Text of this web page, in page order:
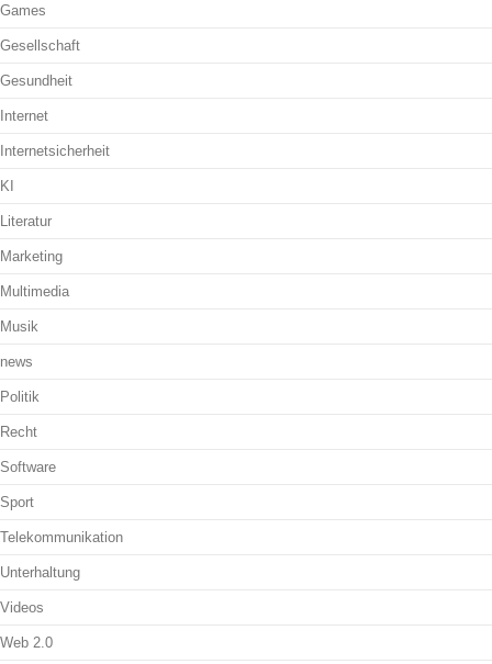
Games
Gesellschaft
Gesundheit
Internet
Internetsicherheit
KI
Literatur
Marketing
Multimedia
Musik
news
Politik
Recht
Software
Sport
Telekommunikation
Unterhaltung
Videos
Web 2.0